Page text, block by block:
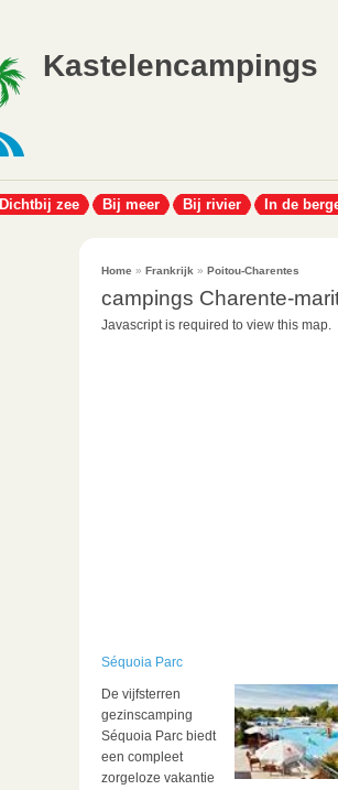
Kastelencampings
Dichtbij zee Bij meer Bij rivier In de
Home » Frankrijk » Poitou-Charentes
campings Charente-
Javascript is required to view this map.
Séquoia Parc
De vijfsterren
gezinscamping
Séquoia Parc biedt
een compleet
zorgeloze vakantie